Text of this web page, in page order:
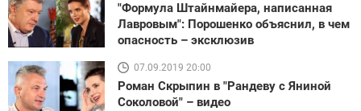
"Формула Штайнмайера, написанная
Лавровым": Порошенко объяснил, в чем
опасность – эксклюзив
07.09.2019 20:00
Роман Скрыпин в "Рандеву с Яниной
Соколовой" – видео